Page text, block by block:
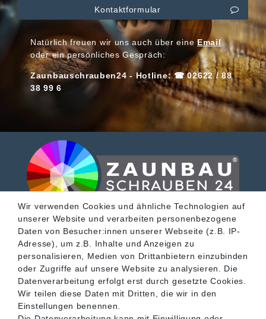
Kontaktformular
Natürlich freuen wir uns auch über eineEmail
oder ein persönliches Gespräch:
Zaunbauschrauben24 - Hotline: ☎ 02622 / 88
38 99 6
SERVICE
INFORMATIONEN
KONTAKT
Wir verwenden Cookies und ähnliche Technologien auf
unserer Website und verarbeiten personenbezogene
Daten von Besucher:innen unserer Webseite (z.B. IP-
Adresse), um z.B. Inhalte und Anzeigen zu
personalisieren, Medien von Drittanbietern einzubinden
oder Zugriffe auf unsere Website zu analysieren. Die
Datenverarbeitung erfolgt erst durch gesetzte Cookies.
Wir teilen diese Daten mit Dritten, die wir in den
Einstellungen benennen.